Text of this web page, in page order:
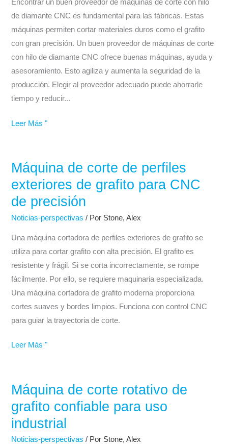
Encontrar un buen proveedor de máquinas de corte con hilo
de diamante CNC es fundamental para las fábricas. Estas
máquinas permiten cortar materiales duros como el grafito
con gran precisión. Un buen proveedor de máquinas de corte
con hilo de diamante CNC ofrece buenas máquinas, ayuda y
asesoramiento. Esto agiliza y aumenta la seguridad de la
producción. Elegir al proveedor adecuado puede ahorrarle
tiempo y reducir...
hilo
de
diamante
CNC
para
cortes
de
Leer Más "
Máquina de corte de perfiles
exteriores de grafito para CNC
de precisión
Noticias-perspectivas / Por Stone, Alex
Una máquina cortadora de perfiles exteriores de grafito se
utiliza para cortar grafito con alta precisión. El grafito es
resistente y frágil. Si se corta incorrectamente, se rompe
fácilmente. Por ello, se requiere maquinaria especializada.
Una máquina cortadora de grafito moderna proporciona
cortes suaves y bordes limpios. Funciona con control CNC
para guiar la trayectoria de corte.
Máquina
de
perfiles
exteriores
de
grafito
para
CNC
de
precisión
Leer Más "
Máquina de corte rotativo de
grafito confiable para uso
industrial
Noticias-perspectivas / Por Stone, Alex
Máquina
corte
rotativo
de